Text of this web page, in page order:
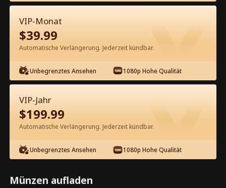
Episode 49 - Die Erbin stürzt bei
ihrem Ehemann ab Kompletter Film
1-50 51-67
46 47 48 49
VIP-Monat
$39.99
Automatische Verlängerung. Jederzeit kündbar.
Unbegrenztes Ansehen 1080p Hohe Qualität
VIP-Jahr
$199.99
Automatische Verlängerung. Jederzeit kündbar.
Unbegrenztes Ansehen 1080p Hohe Qualität
Münzen aufladen